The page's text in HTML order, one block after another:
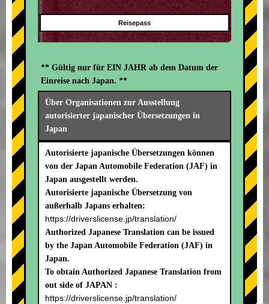
Reisepass
** Gültig nur für EIN JAHR ab dem Datum der
Einreise nach Japan. **
Über Organisationen zur Ausstellung
autorisierter japanischer Übersetzungen in
Japan
Autorisierte japanische Übersetzungen können
von der Japan Automobile Federation (JAF) in
Japan ausgestellt werden.
Autorisierte japanische Übersetzung von
außerhalb Japans erhalten:
https://driverslicense.jp/translation/
Authorized Japanese Translation can be issued
by the Japan Automobile Federation (JAF) in
Japan.
To obtain Authorized Japanese Translation from
out side of JAPAN :
https://driverslicense.jp/translation/